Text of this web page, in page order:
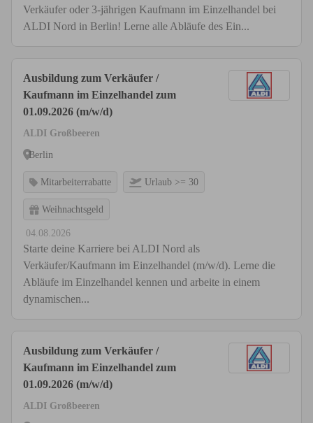
Verkäufer oder 3-jährigen Kaufmann im Einzelhandel bei
ALDI Nord in Berlin! Lerne alle Abläufe des Ein...
Ausbildung zum Verkäufer /
Kaufmann im Einzelhandel zum
01.09.2026 (m/w/d)
ALDI Großbeeren
Berlin
Mitarbeiterrabatte Urlaub >= 30
Weihnachtsgeld
04.08.2026
Starte deine Karriere bei ALDI Nord als
Verkäufer/Kaufmann im Einzelhandel (m/w/d). Lerne die
Abläufe im Einzelhandel kennen und arbeite in einem
dynamischen...
Ausbildung zum Verkäufer /
Kaufmann im Einzelhandel zum
01.09.2026 (m/w/d)
ALDI Großbeeren